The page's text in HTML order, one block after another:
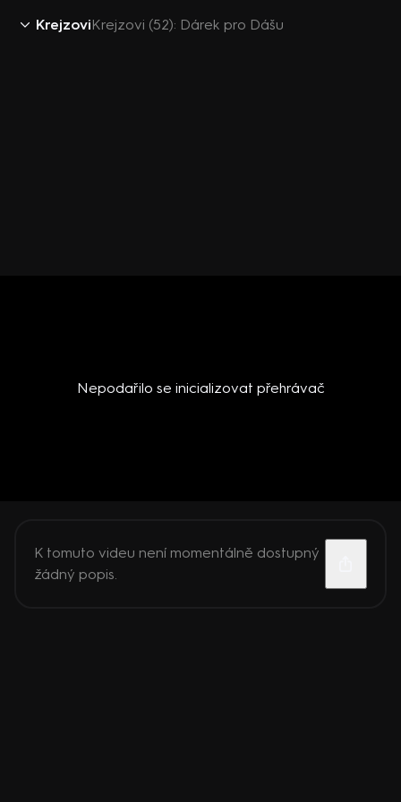
KrejzoviKrejzovi (52): Dárek pro Dášu
Nepodařilo se inicializovat přehrávač
K tomuto videu není momentálně dostupný
žádný popis.